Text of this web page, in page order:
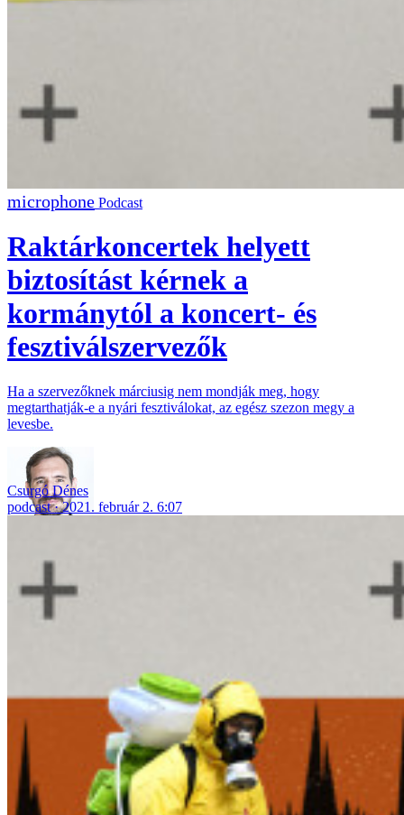
Podcast
Raktárkoncertek helyett
biztosítást kérnek a
kormánytól a koncert- és
fesztiválszervezők
Ha a szervezőknek márciusig nem mondják meg, hogy
megtarthatják-e a nyári fesztiválokat, az egész szezon megy a
levesbe.
Csurgó Dénes
podcast
2021. február 2. 6:07